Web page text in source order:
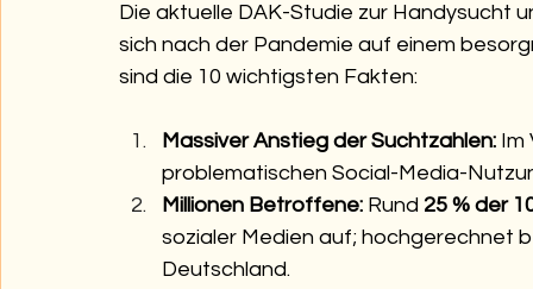
Die aktuelle DAK-Studie zur Handysucht
sich nach der Pandemie auf einem
sind die 10 wichtigsten Fakten:
Massiver Anstieg der Suchtzahlen:
problematischen Social-Media-
Millionen Betroffene: Rund 25 % der
sozialer Medien auf; hochgerechnet
Deutschland.